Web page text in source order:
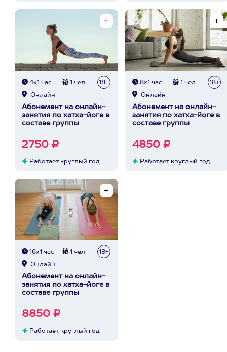
4х1 час 1 чел 18+
Онлайн
Абонемент на онлайн-
занятия по хатха-йоге в
составе группы
2750 ₽
Работает круглый год
8х1 час 1 чел 18+
Онлайн
Абонемент на онлайн-
занятия по хатха-йоге в
составе группы
4850 ₽
Работает круглый год
16х1 час 1 чел 18+
Онлайн
Абонемент на онлайн-
занятия по хатха-йоге в
составе группы
8850 ₽
Работает круглый год